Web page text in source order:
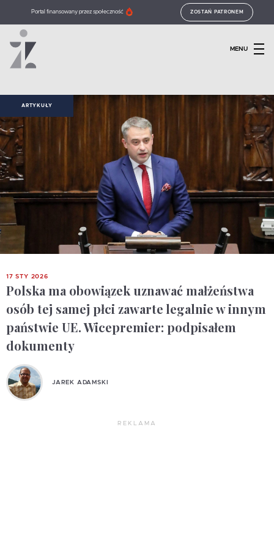
Portal finansowany przez społeczność ZOSTAŃ PATRONEM
MENU
ARTYKUŁY
17 STY 2026
Polska ma obowiązek uznawać małżeństwa
osób tej samej płci zawarte legalnie w innym
państwie UE. Wicepremier: podpisałem
dokumenty
JAREK ADAMSKI
REKLAMA